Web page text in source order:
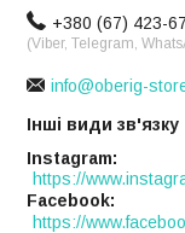
+380 (67) 423-
(Viber, Telegram,
info@oberig-
Інші види зв'язку
Instagram
https://
Facebook
https://